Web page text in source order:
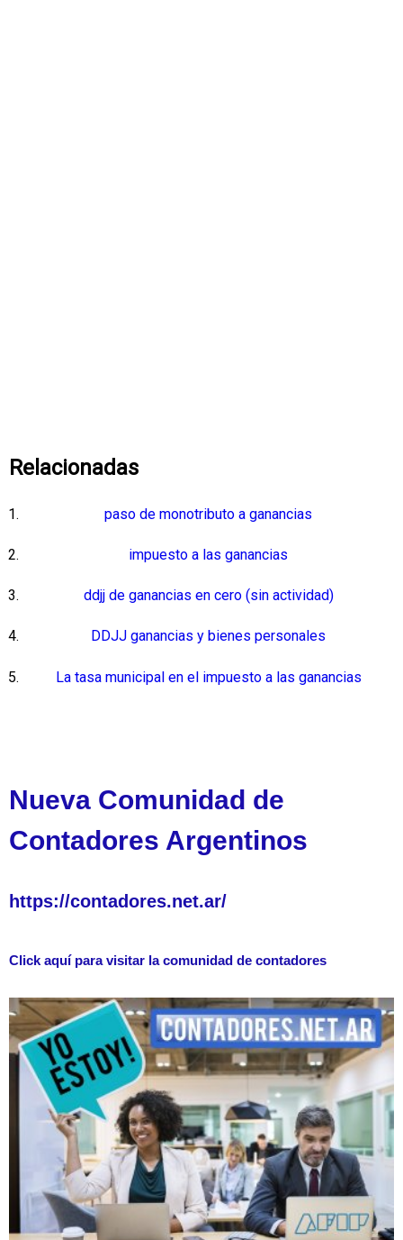
Relacionadas
paso de monotributo a ganancias
impuesto a las ganancias
ddjj de ganancias en cero (sin actividad)
DDJJ ganancias y bienes personales
La tasa municipal en el impuesto a las ganancias
Nueva Comunidad de
Contadores Argentinos
https://contadores.net.ar/
Click aquí para visitar la comunidad de contadores